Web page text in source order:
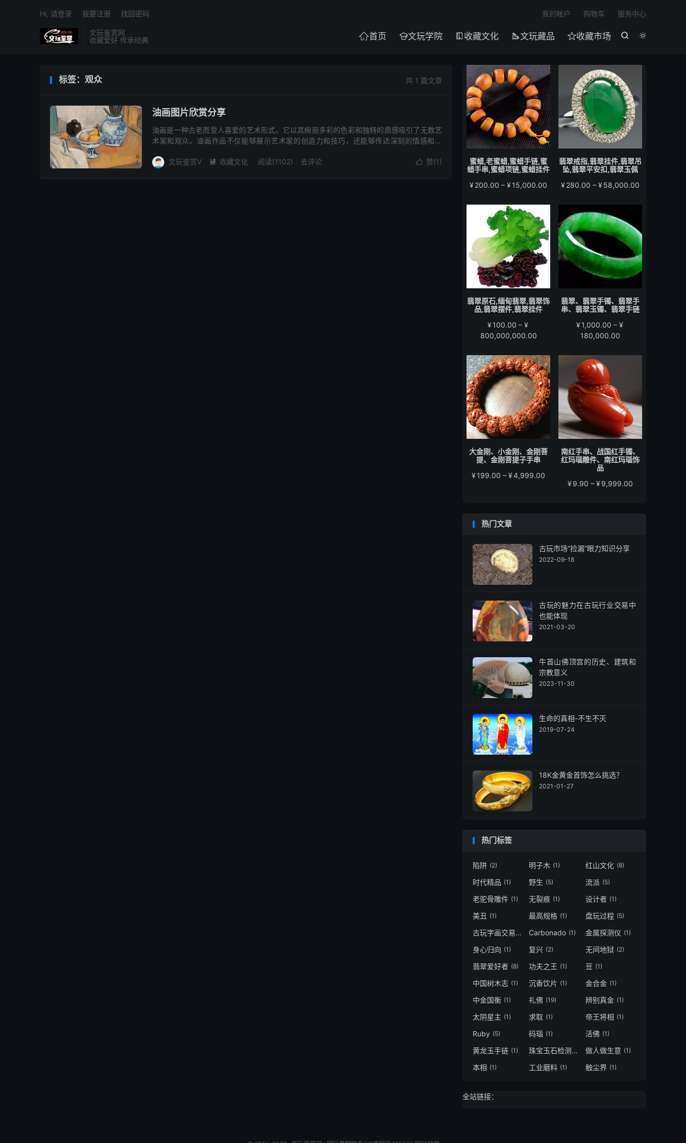
文玩鉴赏网
收藏爱好 传承经典


首页 文玩学院  收藏文化 文玩藏品 收藏市场
我的帐户 购物车 服务中心
Hi, 请登录 我要注册 找回密码
共 1 篇文章
标签：观众
油画图片欣赏分享
油画是一种古老而受人喜爱的艺术形式，它以其绚丽多彩的色彩和独特的质感吸引了无数艺
术家和观众。油画作品不仅能够展示艺术家的创造力和技巧，还能够传达深刻的情感和思
 赞(1)
文玩鉴赏V  收藏文化 阅读(1102) 去评论
蜜蜡,老蜜蜡,蜜蜡手链,蜜
蜡手串,蜜蜡项链,蜜蜡挂件
¥200.00 – ¥15,000.00
范
¥200.00
至
¥15,000.00
翡翠戒指,翡翠挂件,翡翠吊
坠,翡翠平安扣,翡翠玉佩
¥280.00 – ¥58,000.00
范
至
¥58,000.00
翡翠原石,缅甸翡翠,翡翠饰
品,翡翠摆件,翡翠挂件
¥100.00 – ¥
800,000,000.00价
范
围：
¥100.00
至
¥800,000,000.00
翡翠、翡翠手镯、翡翠手
串、翡翠玉镯、翡翠手链
¥1,000.00 – ¥
180,000.00
范
¥180,000.00
大金刚、小金刚、金刚菩
提、金刚菩提子手串
¥199.00 – ¥4,999.00
南红手串、战国红手镯、
红玛瑙雕件、南红玛瑙饰
品
¥9.90 – ¥9,999.00
热门文章
古玩市场“捡漏”眼力知识分享
2022-09-18
古玩的魅力在古玩行业交易中
也能体现
2021-03-20
牛首山佛顶宫的历史、建筑和
宗教意义
2023-11-30
生命的真相-不生不灭
2019-07-24
18K金黄金首饰怎么挑选？
2021-01-27
热门标签
陷阱 (2) 明子木 (1) 红山文化 (8)
时代精品 (1) 野生 (5) 流派 (5)
老驼骨雕件 (1) 无裂痕 (1) 设计者 (1)
美丑 (1) 最高规格 (1) 盘玩过程 (5)
古玩字画交易
(1) Carbonado (1) 金属探测仪 (1)
身心归向 (1) 复兴 (2) 无间地狱 (2)
翡翠爱好者 (8) 功夫之王 (1) 豆 (1)
中国树木志 (1) 沉香饮片 (1) 金合金 (1)
中金国衡 (1) 礼佛 (19) 辨别真金 (1)
太阴星主 (1) 求取 (1) 帝王将相 (1)
Ruby (5) 码瑙 (1) 活佛 (1)
黄龙玉手链 (1) 珠宝玉石检测
(1) 做人做生意 (1)
本相 (1) 工业磨料 (1) 触尘界 (1)
全站链接：